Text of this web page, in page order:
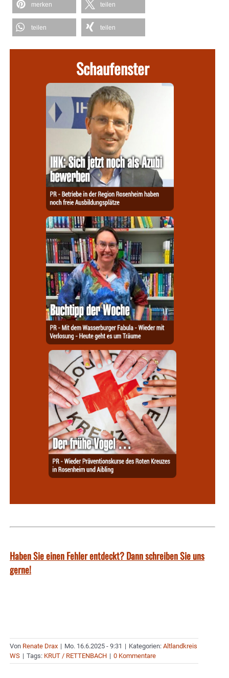
merken teilen
teilen teilen
Schaufenster
Haben Sie einen Fehler entdeckt? Dann schreiben Sie uns
gerne!
Von Renate Drax | Mo. 16.6.2025 - 9:31 | Kategorien: Altlandkreis
WS | Tags: KRUT / RETTENBACH | 0 Kommentare